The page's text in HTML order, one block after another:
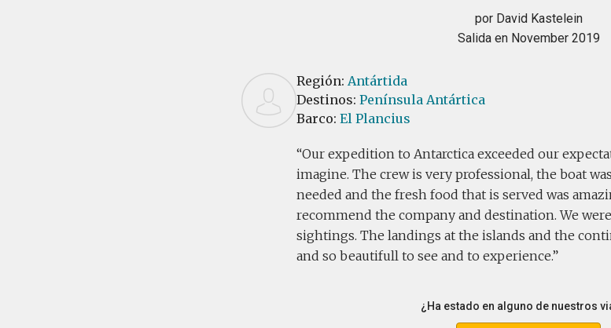
por David Kastelein
Salida en November 2019
Región: Antártida
Destinos: Península Antártica
Barco: El Plancius
Our expedition to Antarctica exceeded our
imagine. The crew is very professional, the boat
needed and the fresh food that is served was
recommend the company and destination. We
sightings. The landings at the islands and the
and so beautifull to see and to experience.
¿Ha estado en alguno de nuestros